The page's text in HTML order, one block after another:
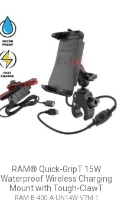
RAM® Quick-GripT 15W
Waterproof Wireless Charging
Mount with Tough-ClawT
RAM-B-400-A-UN14W-V7M-1